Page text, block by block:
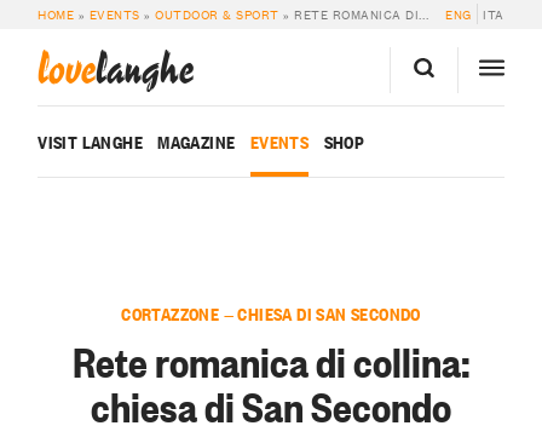
HOME » EVENTS »OUTDOOR & SPORT » RETE ROMANICA DI COLLINA: CHIESA DI SAN SECONDO ENG ITA
lovelanghe
VISIT LANGHE MAGAZINE EVENTS SHOP
CORTAZZONE — CHIESA DI SAN SECONDO
Rete romanica di collina:
chiesa di San Secondo